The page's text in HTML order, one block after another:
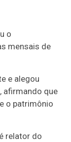
o
mensais de
e alegou
afirmando que
o patrimônio
relator do